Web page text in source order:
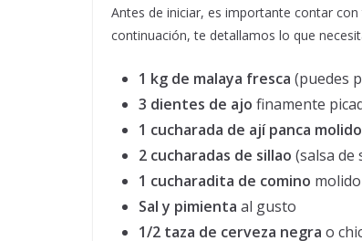
Antes de iniciar, es importante contar
continuación, te detallamos lo que
1 kg de malaya fresca (puedes
3 dientes de ajo finamente
1 cucharada de ají panca molido
2 cucharadas de sillao (salsa de
1 cucharadita de comino molido
Sal y pimienta al gusto
1/2 taza de cerveza negra o